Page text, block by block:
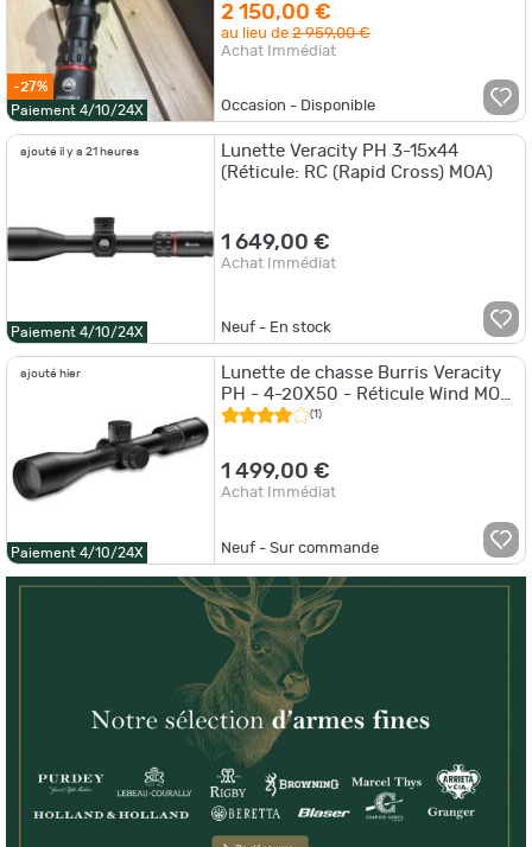
-27%
Paiement 4/10/24X
2 150,00 €
au lieu de2 959,00 €
Achat Immédiat
Occasion - Disponible
ajouté il y a 21 heures
Paiement 4/10/24X
Lunette Veracity PH 3-15x44
(Réticule: RC (Rapid Cross) MOA)
1 649,00 €
Achat Immédiat
Neuf - En stock
ajouté hier
Paiement 4/10/24X
Lunette de chasse Burris Veracity
PH - 4-20X50 - Réticule Wind MOA
FFP
(1)
1 499,00 €
Achat Immédiat
Neuf - Sur commande